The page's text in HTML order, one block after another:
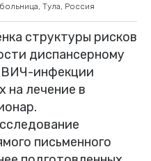
Тула, Россия
структуры рисков
диспансерному
инфекции
на лечение в
письменного